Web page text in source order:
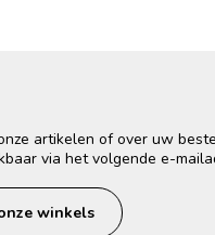
artikelen of over uw
via het volgende e-
winkels